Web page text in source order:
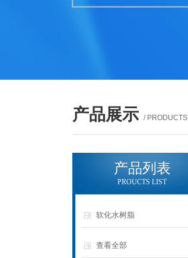
产品展示 / PRODUCTS
产品列表
PROUCTS LIST
软化水树脂
查看全部